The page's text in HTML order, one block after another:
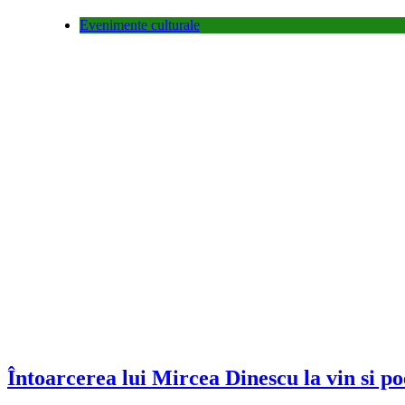
Evenimente culturale
Întoarcerea lui Mircea Dinescu la vin si